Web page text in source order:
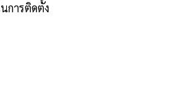
การติดตั้ง